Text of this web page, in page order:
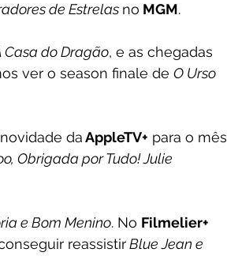
de Estrelas no MGM.
Casa do Dragão, e as chegadas
ver o season finale de O Urso
da AppleTV+ para o mês
Obrigada por Tudo! Julie
e Bom Menino. No Filmelier+
reassistir Blue Jean e